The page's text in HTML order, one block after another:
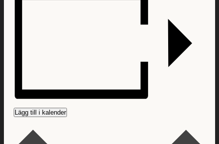
Lägg till i kalender